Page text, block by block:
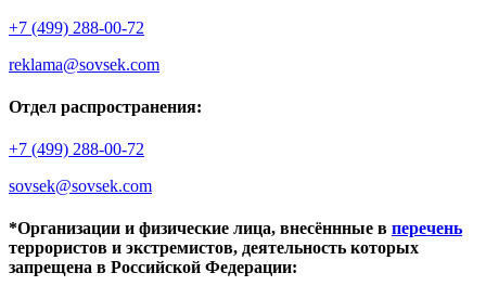
+7 (499) 288-00-72
reklama@sovsek.com
Отдел распространения:
+7 (499) 288-00-72
sovsek@sovsek.com
*Организации и физические лица, внесённные в перечень
террористов и экстремистов, деятельность которых
запрещена в Российской Федерации: